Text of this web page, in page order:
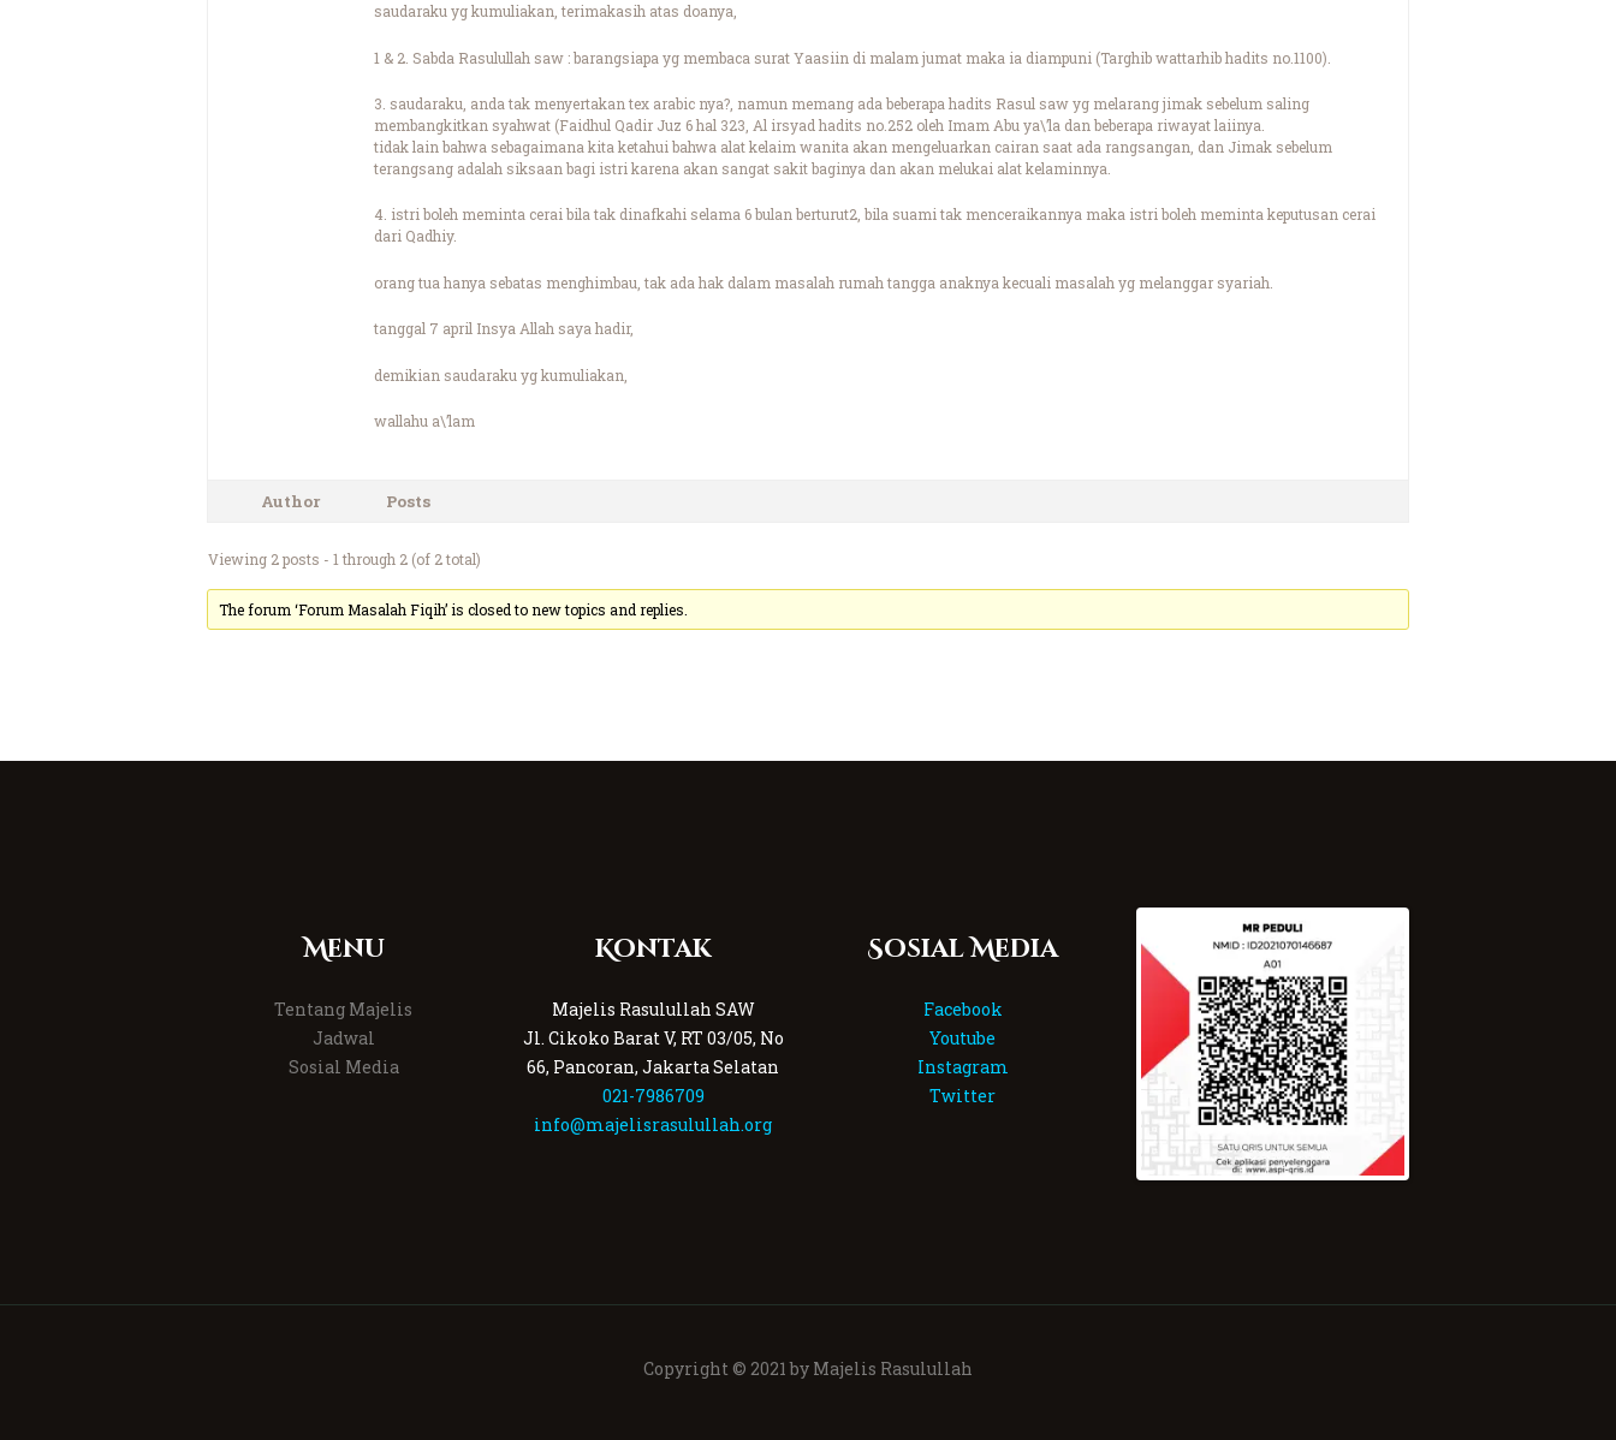
saudaraku yg kumuliakan, terimakasih atas doanya,
1 & 2. Sabda Rasulullah saw : barangsiapa yg membaca surat Yaasiin di malam jumat maka ia diampuni (Targhib wattarhib hadits no.1100).
3. saudaraku, anda tak menyertakan tex arabic nya?, namun memang ada beberapa hadits Rasul saw yg melarang jimak sebelum saling
membangkitkan syahwat (Faidhul Qadir Juz 6 hal 323, Al irsyad hadits no.252 oleh Imam Abu ya\’la dan beberapa riwayat laiinya.
tidak lain bahwa sebagaimana kita ketahui bahwa alat kelaim wanita akan mengeluarkan cairan saat ada rangsangan, dan Jimak sebelum
terangsang adalah siksaan bagi istri karena akan sangat sakit baginya dan akan melukai alat kelaminnya.
4. istri boleh meminta cerai bila tak dinafkahi selama 6 bulan berturut2, bila suami tak menceraikannya maka istri boleh meminta keputusan cerai
dari Qadhiy.
orang tua hanya sebatas menghimbau, tak ada hak dalam masalah rumah tangga anaknya kecuali masalah yg melanggar syariah.
tanggal 7 april Insya Allah saya hadir,
demikian saudaraku yg kumuliakan,
wallahu a\’lam
Author Posts
Viewing 2 posts - 1 through 2 (of 2 total)
The forum ‘Forum Masalah Fiqih’ is closed to new topics and replies.
Menu
Tentang Majelis
Jadwal
Sosial Media
Kontak
Majelis Rasulullah SAW
Jl. Cikoko Barat V, RT 03/05, No
66, Pancoran, Jakarta Selatan
021-7986709
info@majelisrasulullah.org
Sosial Media
Facebook
Youtube
Instagram
Twitter
Copyright © 2021 by Majelis Rasulullah